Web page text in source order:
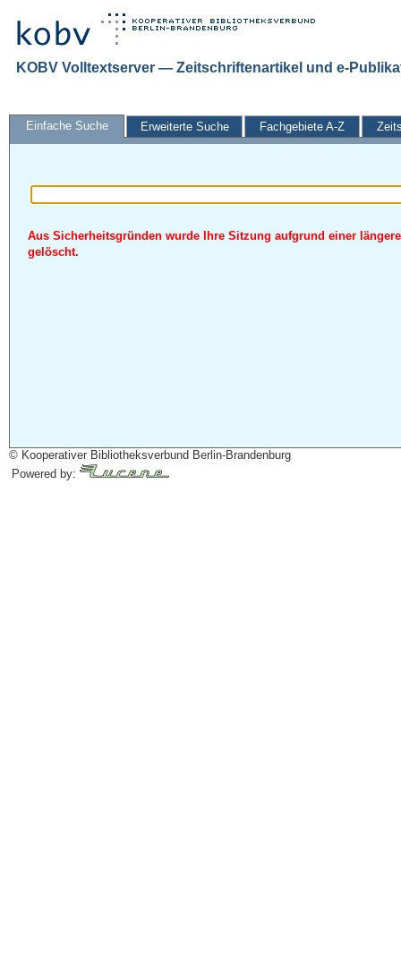
KOBV Volltextserver — Zeitschriftenartikel und e-
Einfache Suche Erweiterte Suche Fachgebiete A-Z
Aus Sicherheitsgründen wurde Ihre Sitzung aufgrund einer
gelöscht.
© Kooperativer Bibliotheksverbund Berlin-Brandenburg
Powered by: